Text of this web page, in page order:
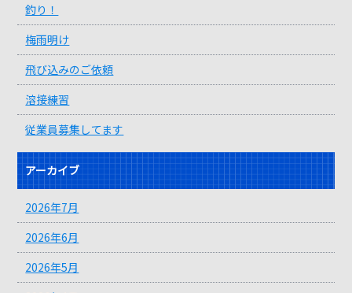
釣り！
梅雨明け
飛び込みのご依頼
溶接練習
従業員募集してます
アーカイブ
2026年7月
2026年6月
2026年5月